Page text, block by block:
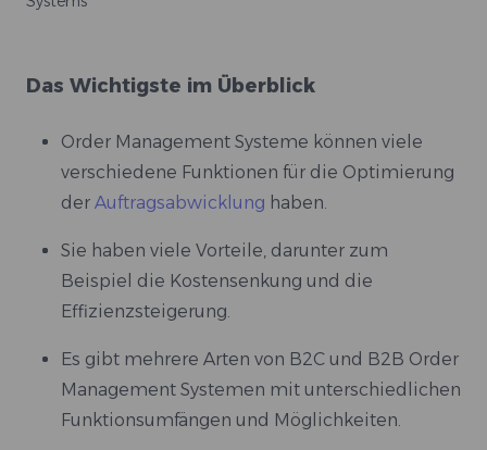
Das Wichtigste im Überblick
Order Management Systeme können viele
verschiedene Funktionen für die Optimierung
der Auftragsabwicklung haben.
Sie haben viele Vorteile, darunter zum
Beispiel die Kostensenkung und die
Effizienzsteigerung.
Es gibt mehrere Arten von B2C und B2B Order
Management Systemen mit unterschiedlichen
Funktionsumfängen und Möglichkeiten.